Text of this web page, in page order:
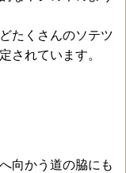
たくさんのソテツ
されています。
向かう道の脇にも